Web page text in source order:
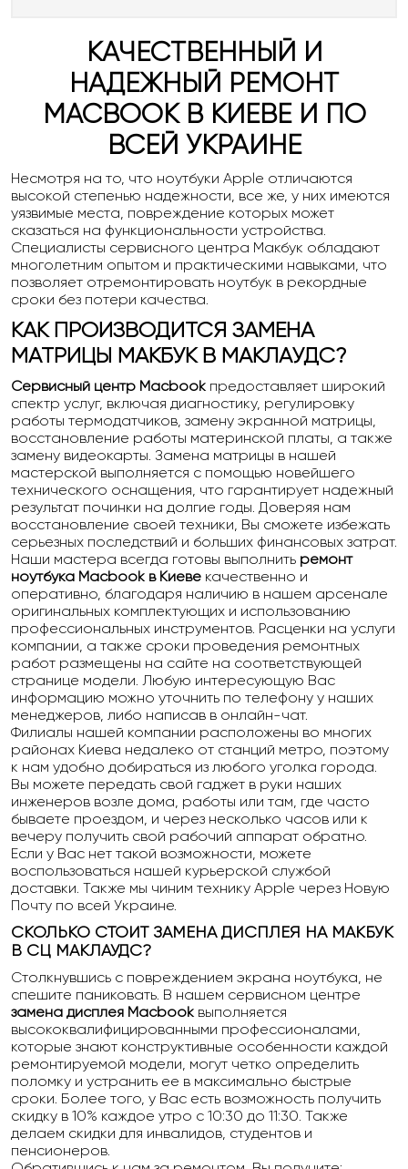
КАЧЕСТВЕННЫЙ И
НАДЕЖНЫЙ РЕМОНТ
MACBOOK В КИЕВЕ И ПО
ВСЕЙ УКРАИНЕ
Несмотря на то, что ноутбуки Apple отличаются
высокой степенью надежности, все же, у них имеются
уязвимые места, повреждение которых может
сказаться на функциональности устройства.
Специалисты сервисного центра Макбук обладают
многолетним опытом и практическими навыками, что
позволяет отремонтировать ноутбук в рекордные
сроки без потери качества.
КАК ПРОИЗВОДИТСЯ ЗАМЕНА
МАТРИЦЫ МАКБУК В МАКЛАУДС?
Сервисный центр Macbook предоставляет широкий
спектр услуг, включая диагностику, регулировку
работы термодатчиков, замену экранной матрицы,
восстановление работы материнской платы, а также
замену видеокарты. Замена матрицы в нашей
мастерской выполняется с помощью новейшего
технического оснащения, что гарантирует надежный
результат починки на долгие годы. Доверяя нам
восстановление своей техники, Вы сможете избежать
серьезных последствий и больших финансовых затрат.
Наши мастера всегда готовы выполнить ремонт
ноутбука Macbook в Киеве качественно и
оперативно, благодаря наличию в нашем арсенале
оригинальных комплектующих и использованию
профессиональных инструментов. Расценки на услуги
компании, а также сроки проведения ремонтных
работ размещены на сайте на соответствующей
странице модели. Любую интересующую Вас
информацию можно уточнить по телефону у наших
менеджеров, либо написав в онлайн-чат.
Филиалы нашей компании расположены во многих
районах Киева недалеко от станций метро, поэтому
к нам удобно добираться из любого уголка города.
Вы можете передать свой гаджет в руки наших
инженеров возле дома, работы или там, где часто
бываете проездом, и через несколько часов или к
вечеру получить свой рабочий аппарат обратно.
Если у Вас нет такой возможности, можете
воспользоваться нашей курьерской службой
доставки. Также мы чиним технику Apple через Новую
Почту по всей Украине.
СКОЛЬКО СТОИТ ЗАМЕНА ДИСПЛЕЯ НА МАКБУК
В СЦ МАКЛАУДС?
Столкнувшись с повреждением экрана ноутбука, не
спешите паниковать. В нашем сервисном центре
замена дисплея Macbook выполняется
высококвалифицированными профессионалами,
которые знают конструктивные особенности каждой
ремонтируемой модели, могут четко определить
поломку и устранить ее в максимально быстрые
сроки. Более того, у Вас есть возможность получить
скидку в 10% каждое утро с 10:30 до 11:30. Также
делаем скидки для инвалидов, студентов и
пенсионеров.